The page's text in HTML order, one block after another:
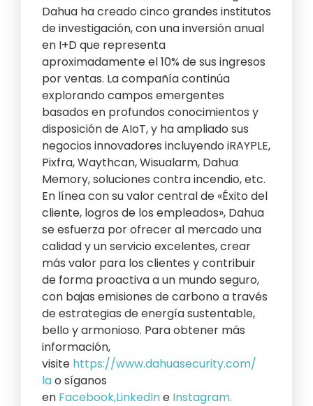
Dahua ha creado cinco grandes institutos
de investigación, con una inversión anual
en I+D que representa
aproximadamente el 10% de sus ingresos
por ventas. La compañía continúa
explorando campos emergentes
basados en profundos conocimientos y
disposición de AIoT, y ha ampliado sus
negocios innovadores incluyendo iRAYPLE,
Pixfra, Waythcan, Wisualarm, Dahua
Memory, soluciones contra incendio, etc.
En línea con su valor central de «Éxito del
cliente, logros de los empleados», Dahua
se esfuerza por ofrecer al mercado una
calidad y un servicio excelentes, crear
más valor para los clientes y contribuir
de forma proactiva a un mundo seguro,
con bajas emisiones de carbono a través
de estrategias de energía sustentable,
bello y armonioso. Para obtener más
información,
visite https://www.dahuasecurity.com/
lao síganos
en Facebook,LinkedIne Instagram.